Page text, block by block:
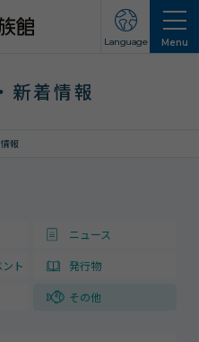
Menu
Language
ジュール
新着情報
報
ニュース
ト 発行物
その他